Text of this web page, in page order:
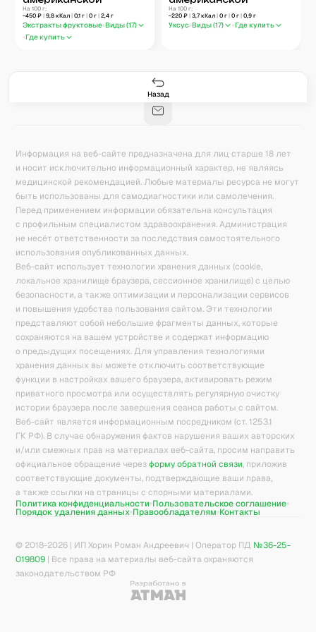
На 100 г:
~450 ₽| 9,8 кКал| 0,1 г| 0 г| 2,4 г
Экстракты фруктовые Виды (17)
Где купить
На 100 г:
~220 ₽ | 3,7кКал | 0 г | 0 г | 0,9 г
Уксус Виды (17) Где купить
Назад
171
Калькулятор калорий
Информация на веб-сайте предназначена для лиц старше 18 лет
и носит исключительно информационный характер, не являясь
медицинской рекомендацией. Любые материалы ресурса не могут
быть использованы для самодиагностики или самолечения.
Перед применением информации обязательна консультация
с профильным специалистом здравоохранения. Администрация
не несёт ответственности за последствия самостоятельного
использования опубликованных данных.
Веб-сайт использует технологии хранения данных (cookie,
локальное хранилище браузера, сессионное хранилище) с целью
безопасности, а также оптимизации и персонализации сервисов
и повышения удобства пользования сайтом. Эти технологии
представляют собой небольшие фрагменты данных, которые
сохраняются на вашем устройстве и содержат информацию
о предыдущих посещениях. Для управления технологиями
хранения данных вы можете отключить соответствующие
функции в настройках вашего браузера, активировать режим
приватного просмотра или осуществлять регулярную очистку
истории браузера после завершения сеанса работы с сайтом.
Веб-сайт является информационным посредником (ст. 1253.1
ГК РФ). В случае обнаружения фактов нарушения ваших авторских
и/или смежных прав на материалах веб-сайта, просим направить
официальное обращение через форму обратной связи, приложив
соответствующие документы, подтверждающие ваши права,
а также ссылки на страницы с спорными материалами.
Политика конфиденциальности Пользовательское соглашение
Порядок удаления данных Правообладателям Контакты
© 2018-2026 | ИП Хорин Роман Андреевич | Оператор ПД №36-25-
019809 | Все права на материалы веб-сайта охраняются
законодательством РФ